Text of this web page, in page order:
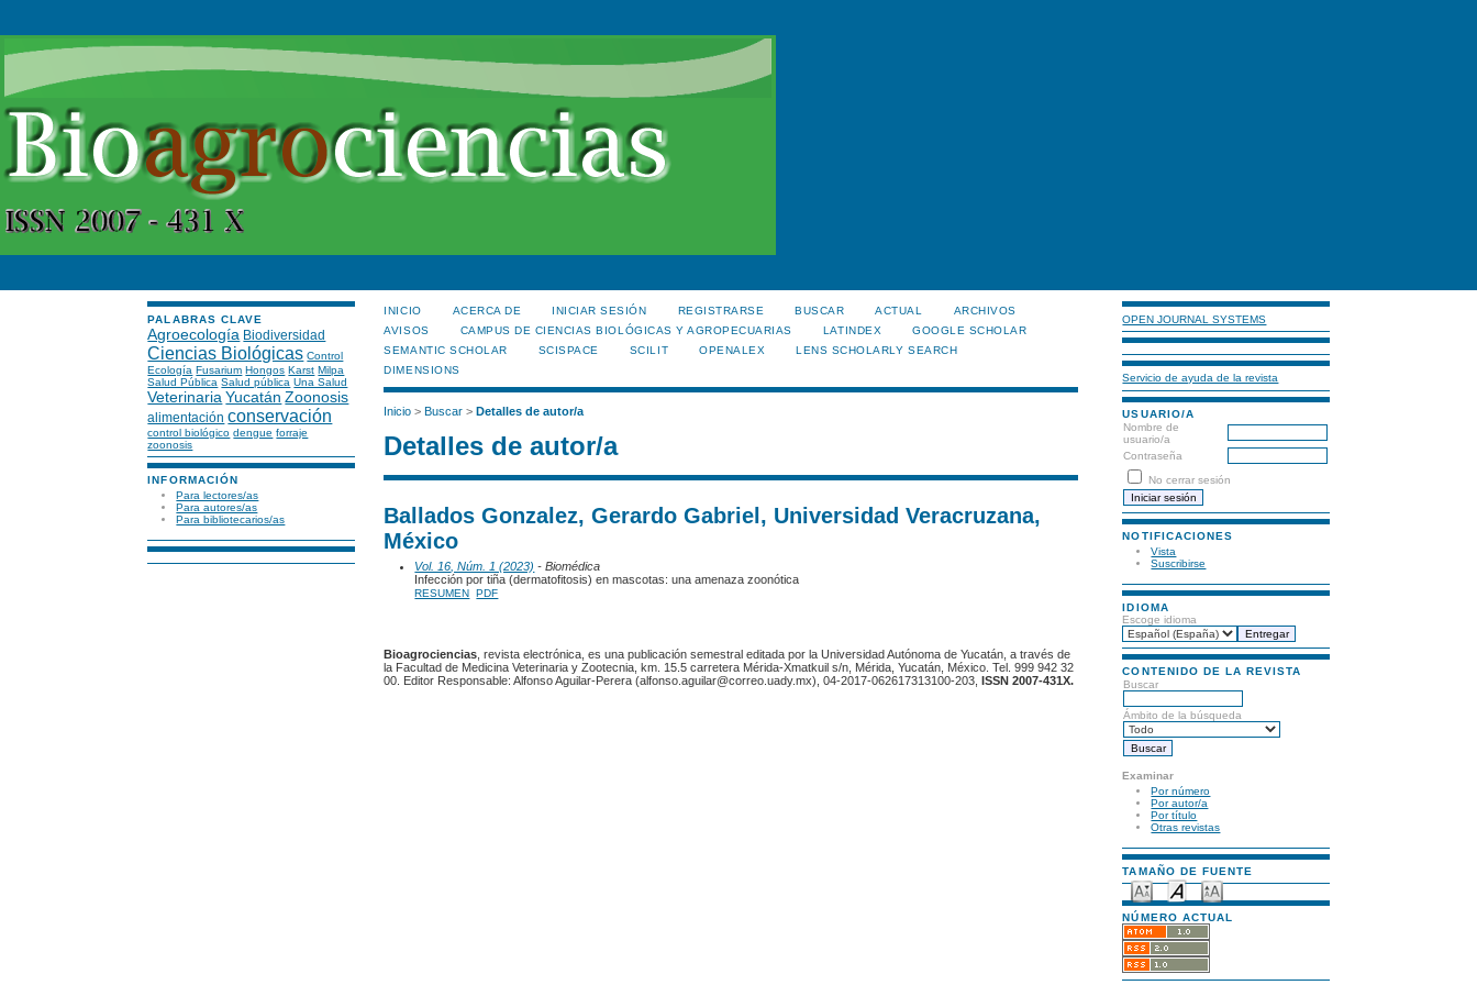
PALABRAS CLAVE
Agroecología Biodiversidad
Ciencias Biológicas Control
Ecología Fusarium Hongos Karst Milpa
Salud Pública Salud pública Una Salud
Veterinaria Yucatán Zoonosis
alimentación conservación
control biológico dengue forraje
zoonosis
INFORMACIÓN
Para lectores/as
Para autores/as
Para bibliotecarios/as
OPEN JOURNAL SYSTEMS
Servicio de ayuda de la revista
USUARIO/A
Nombre de
usuario/a
Contraseña
No cerrar sesión
NOTIFICACIONES
Vista
Suscribirse
IDIOMA
Escoge idioma
CONTENIDO DE LA REVISTA
Buscar
Ámbito de la búsqueda
Examinar
Por número
Por autor/a
Por título
Otras revistas
TAMAÑO DE FUENTE
NÚMERO ACTUAL
INICIO ACERCA DE INICIAR SESIÓN REGISTRARSE BUSCAR ACTUAL
ARCHIVOS
AVISOS
CAMPUS DE CIENCIAS BIOLÓGICAS Y AGROPECUARIAS LATINDEX
GOOGLE SCHOLAR
SEMANTIC SCHOLAR
SCISPACE SCILIT OPENALEX
LENS SCHOLARLY SEARCH
DIMENSIONS
Inicio >Buscar >Detalles de autor/a
Detalles de autor/a
Ballados Gonzalez, Gerardo Gabriel, Universidad Veracruzana,
México
Vol. 16, Núm. 1 (2023) - Biomédica
Infección por tiña (dermatofitosis) en mascotas: una amenaza zoonótica
RESUMEN PDF
Bioagrociencias , revista electrónica, es una publicación semestral editada por la Universidad Autónoma de Yucatán, a través de
la Facultad de Medicina Veterinaria y Zootecnia, km. 15.5 carretera Mérida-Xmatkuil s/n, Mérida, Yucatán, México. Tel. 999 942 32
00. Editor Responsable: Alfonso Aguilar-Perera (alfonso.aguilar@correo.uady.mx), 04-2017-062617313100-203,ISSN 2007-431X.